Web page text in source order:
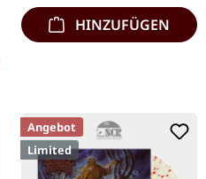
HINZUFÜGEN
Angebot
Limited